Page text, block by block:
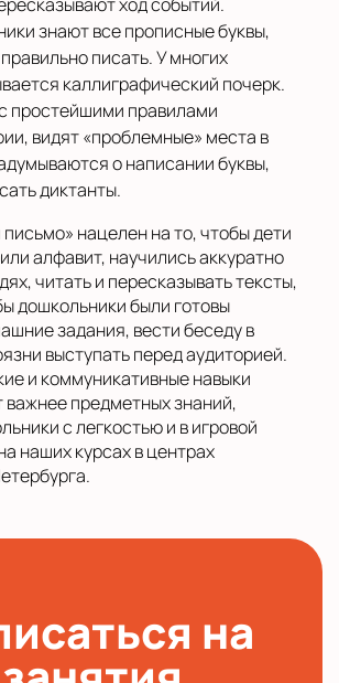
знают все прописные буквы,
писать. У многих
каллиграфический почерк.
простейшими правилами
видят «проблемные» места в
о написании буквы,
диктанты.
письмо» нацелен на то, чтобы дети
алфавит, научились аккуратно
читать и пересказывать тексты,
дошкольники были готовы
задания, вести беседу в
выступать перед аудиторией.
и коммуникативные навыки
предметных знаний,
с легкостью и в игровой
наших курсах в центрах
на